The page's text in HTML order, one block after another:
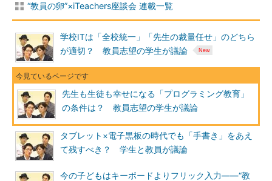
“教員の卵”×iTeachers座談会 連載一覧
学校ITは「全校統一」「先生の裁量任せ」のどちら
が適切？ 教員志望の学生が議論
先生も生徒も幸せになる「プログラミング教育」
の条件は？ 教員志望の学生が議論
タブレット×電子黒板の時代でも「手書き」をあえ
て残すべき？ 学生と教員が議論
今の子どもはキーボードよりフリック入力――“教